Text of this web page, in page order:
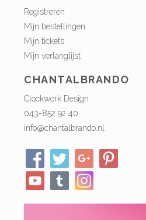
Registreren
Mijn bestellingen
Mijn tickets
Mijn verlanglijst
CHANTALBRANDO
Clockwork Design
043-852 92 40
info@chantalbrando.nl